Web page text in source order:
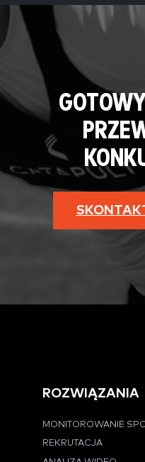
ROZWIĄZANIA
MONITOROWANIE
REKRUTACJA